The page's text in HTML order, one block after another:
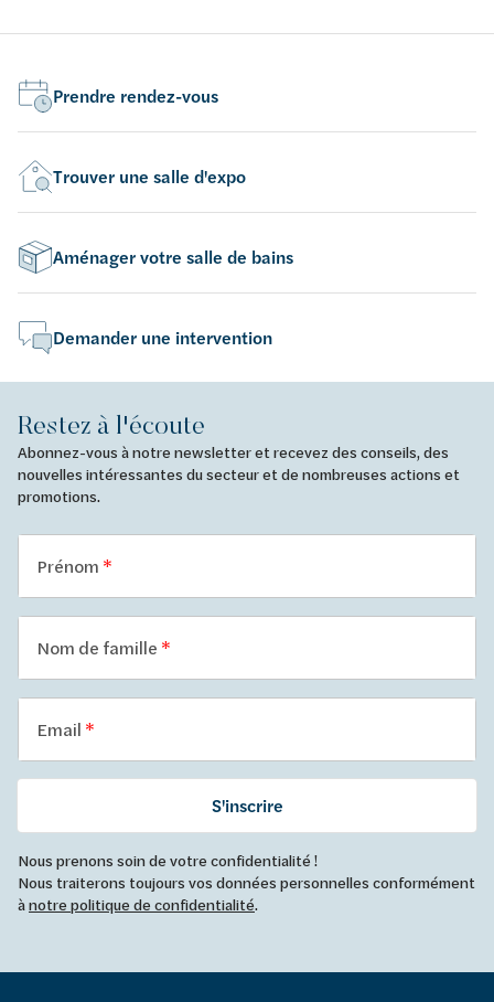
conforme aux normes européennes EN 198 , EN 232 &
Prendre rendez-vous
Trouver une salle d'expo
Aménager votre salle de bains
Demander une intervention
Restez à l'écoute
Abonnez-vous à notre newsletter et recevez des conseils, des
nouvelles intéressantes du secteur et de nombreuses actions et
promotions.
Prénom
Nom de famille
Email
S'inscrire
Nous prenons soin de votre confidentialité !
Nous traiterons toujours vos données personnelles conformément
ànotre politique de confidentialité.